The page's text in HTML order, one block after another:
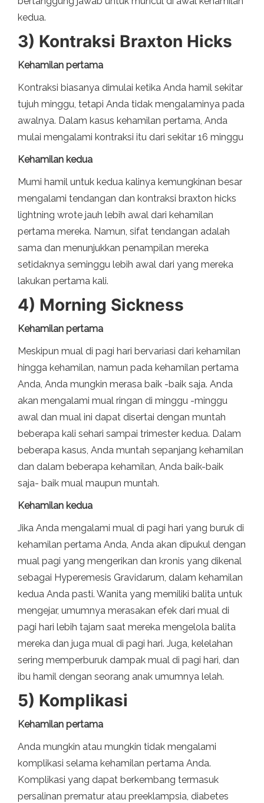
kedua.
3) Kontraksi Braxton Hicks
Kehamilan pertama
Kontraksi biasanya dimulai ketika Anda hamil sekitar
tujuh minggu, tetapi Anda tidak mengalaminya pada
awalnya. Dalam kasus kehamilan pertama, Anda
mulai mengalami kontraksi itu dari sekitar 16 minggu
Kehamilan kedua
Mumi hamil untuk kedua kalinya kemungkinan besar
mengalami tendangan dan kontraksi braxton hicks
lightning wrote jauh lebih awal dari kehamilan
pertama mereka. Namun, sifat tendangan adalah
sama dan menunjukkan penampilan mereka
setidaknya seminggu lebih awal dari yang mereka
lakukan pertama kali.
4) Morning Sickness
Kehamilan pertama
Meskipun mual di pagi hari bervariasi dari kehamilan
hingga kehamilan, namun pada kehamilan pertama
Anda, Anda mungkin merasa baik -baik saja. Anda
akan mengalami mual ringan di minggu -minggu
awal dan mual ini dapat disertai dengan muntah
beberapa kali sehari sampai trimester kedua. Dalam
beberapa kasus, Anda muntah sepanjang kehamilan
dan dalam beberapa kehamilan, Anda baik-baik
saja- baik mual maupun muntah.
Kehamilan kedua
Jika Anda mengalami mual di pagi hari yang buruk di
kehamilan pertama Anda, Anda akan dipukul dengan
mual pagi yang mengerikan dan kronis yang dikenal
sebagai Hyperemesis Gravidarum, dalam kehamilan
kedua Anda pasti. Wanita yang memiliki balita untuk
mengejar, umumnya merasakan efek dari mual di
pagi hari lebih tajam saat mereka mengelola balita
mereka dan juga mual di pagi hari. Juga, kelelahan
sering memperburuk dampak mual di pagi hari, dan
ibu hamil dengan seorang anak umumnya lelah.
5) Komplikasi
Kehamilan pertama
Anda mungkin atau mungkin tidak mengalami
komplikasi selama kehamilan pertama Anda.
Komplikasi yang dapat berkembang termasuk
persalinan prematur atau preeklampsia, diabetes